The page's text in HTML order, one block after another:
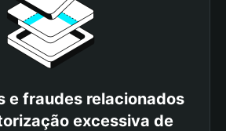
e fraudes relacionados
excessiva de